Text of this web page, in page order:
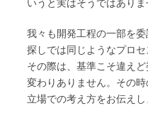
いうと実はそうではありま
我々も開発工程の一部を
探しでは同じようなプロセ
その際は、基準こそ違え
変わりありません。その
立場での考え方をお伝えし